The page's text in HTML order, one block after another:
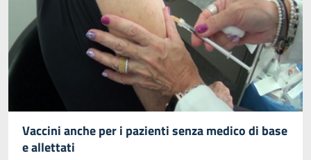
Vaccini anche per i pazienti senza medico di base
e allettati